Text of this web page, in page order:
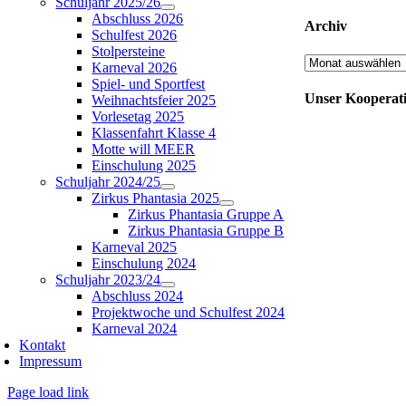
Archiv
Archiv
Unser
Abschluss 2026
Schulfest 2026
Stolpersteine
Karneval 2026
Spiel- und Sportfest
Weihnachtsfeier 2025
Vorlesetag 2025
Klassenfahrt Klasse 4
Motte will MEER
Einschulung 2025
Schuljahr 2024/25
Zirkus Phantasia 2025
Zirkus Phantasia Gruppe A
Zirkus Phantasia Gruppe B
Karneval 2025
Einschulung 2024
Schuljahr 2023/24
Abschluss 2024
Projektwoche und Schulfest 2024
Karneval 2024
Kontakt
Impressum
Page load link